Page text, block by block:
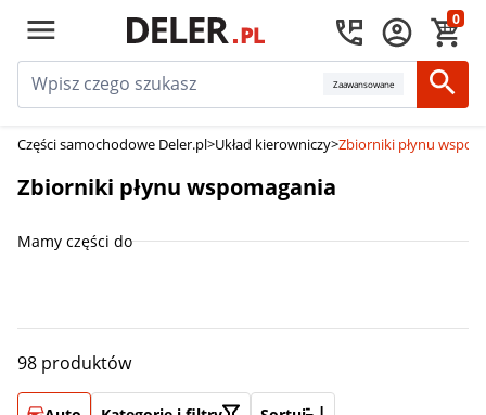
0
Zaawansowane
Części samochodowe Deler.pl>Układ kierowniczy>Zbiorniki płynu
Zbiorniki płynu wspomagania
Mamy części do
98 produktów